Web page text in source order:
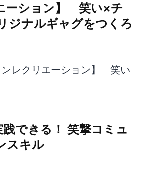
ーション】 笑い×チ
ジナルギャグをつくろ
ンレクリエーション】 笑い
できる！ 笑撃コミュ
スキル